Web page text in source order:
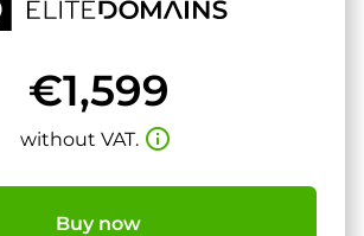
€1,599
without VAT. info_outline
Buy now